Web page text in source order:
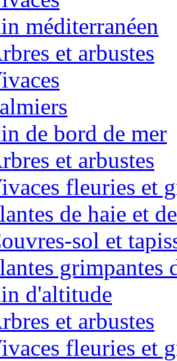
méditerranéen
et arbustes
de bord de mer
et arbustes
fleuries et
de haie et
sol et
grimpantes
d'altitude
et arbustes
fleuries et